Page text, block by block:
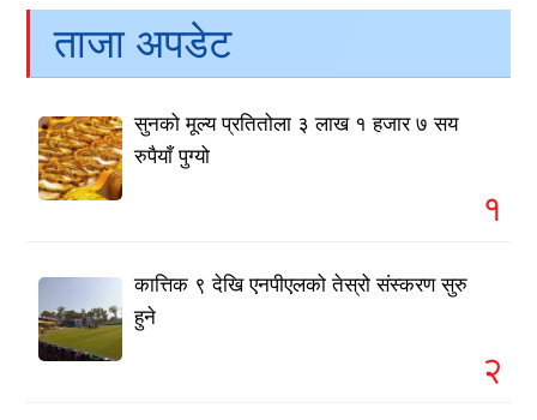
ताजा अपडेट
सुनको मूल्य प्रतितोला ३ लाख १ हजार ७ सय
रुपैयाँ पुग्यो
१
कात्तिक ९ देखि एनपीएलको तेस्रो संस्करण सुरु
हुने
२